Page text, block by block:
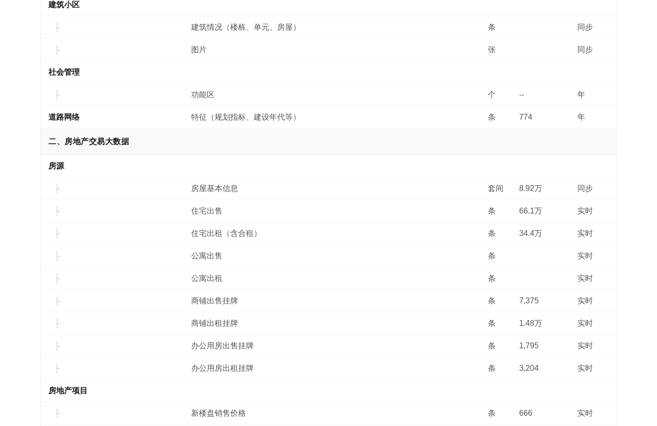
建筑小区
建筑情况（楼栋、单元、房屋） 条 同步
图片 张 同步
社会管理
功能区 个 -- 年
道路网络 特征（规划指标、建设年代等） 条 774 年
二、房地产交易大数据
房源
房屋基本信息 套间 8.92万 同步
住宅出售 条 66.1万 实时
住宅出租（含合租） 条 34.4万 实时
公寓出售 条 实时
公寓出租 条 实时
商铺出售挂牌 条 7,375 实时
商铺出租挂牌 条 1.48万 实时
办公用房出售挂牌 条 1,795 实时
办公用房出租挂牌 条 3,204 实时
房地产项目
新楼盘销售价格 条 666 实时